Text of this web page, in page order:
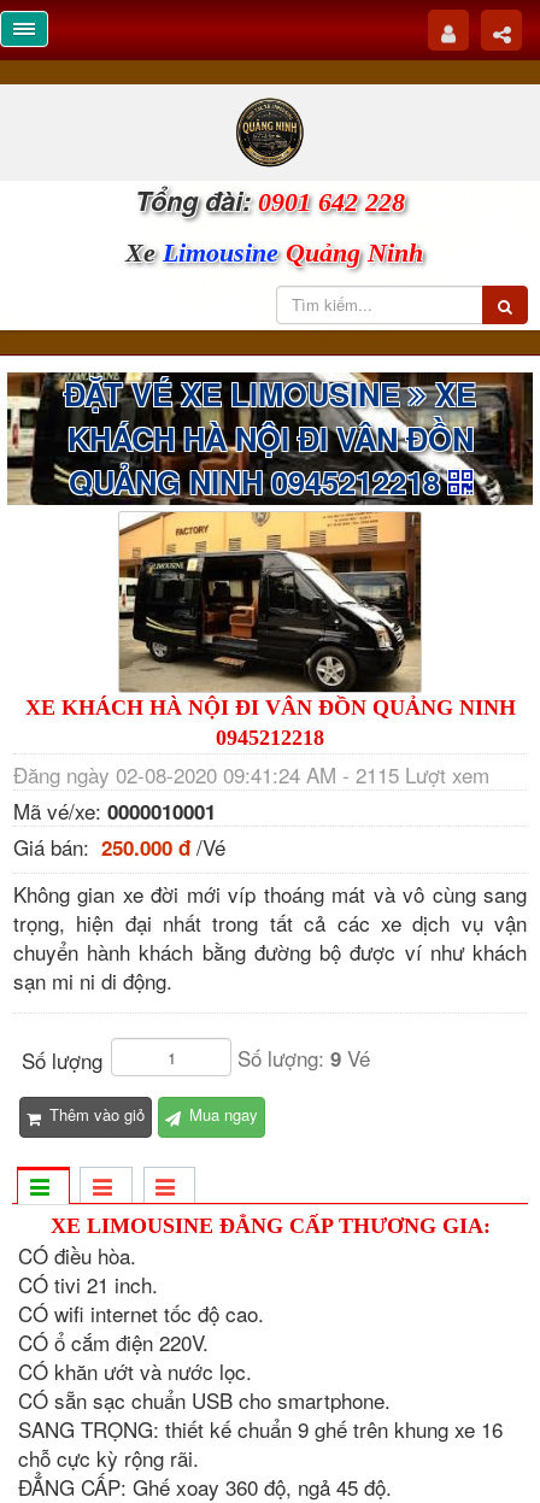
Tổng đài: 0901 642 228
XeLimousineQuảng Ninh
ĐẶT VÉ XE LIMOUSINE XE
KHÁCH HÀ NỘI ĐI VÂN ĐỒN
QUẢNG NINH 0945212218
XE KHÁCH HÀ NỘI ĐI VÂN ĐỒN QUẢNG NINH
0945212218
Đăng ngày 02-08-2020 09:41:24 AM - 2115 Lượt xem
Mã vé/xe: 0000010001
Giá bán: 250.000 đ /Vé
Không gian xe đời mới víp thoáng mát và vô cùng sang
trọng, hiện đại nhất trong tất cả các xe dịch vụ vận
chuyển hành khách bằng đường bộ được ví như khách
sạn mi ni di động.
Số lượng Số lượng: 9 Vé
Thêm vào giỏ Mua ngay
XE LIMOUSINE ĐẲNG CẤP THƯƠNG GIA:
CÓ điều hòa.
CÓ tivi 21 inch.
CÓ wifi internet tốc độ cao.
CÓ ổ cắm điện 220V.
CÓ khăn ướt và nước lọc.
CÓ sẵn sạc chuẩn USB cho smartphone.
SANG TRỌNG: thiết kế chuẩn 9 ghế trên khung xe 16
chỗ cực kỳ rộng rãi.
ĐẲNG CẤP: Ghế xoay 360 độ, ngả 45 độ.